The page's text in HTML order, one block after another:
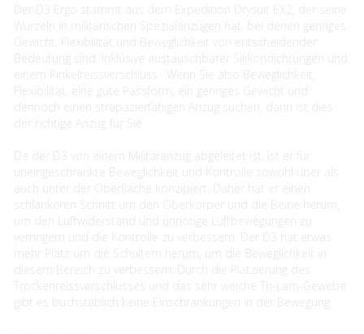
Der D3 Ergo stammt aus dem Expedition Drysuit EX2, der seine
Wurzeln in militärischen Spezialanzügen hat, bei denen geringes
Gewicht, Flexibilität und Beweglichkeit von entscheidender
Bedeutung sind. Inklusive austauschbarer Silikondichtungen und
einem Pinkelreissverschluss. Wenn Sie also Beweglichkeit,
Flexibilität, eine gute Passform, ein geringes Gewicht und
dennoch einen strapazierfähigen Anzug suchen, dann ist dies
der richtige Anzug für Sie.
Da der D3 von einem Militäranzug abgeleitet ist, ist er für
uneingeschränkte Beweglichkeit und Kontrolle sowohl über als
auch unter der Oberfläche konzipiert. Daher hat er einen
schlankeren Schnitt um den Oberkörper und die Beine herum,
um den Luftwiderstand und unnötige Luftbewegungen zu
verringern und die Kontrolle zu verbessern. Der D3 hat etwas
mehr Platz um die Schultern herum, um die Beweglichkeit in
diesem Bereich zu verbessern. Durch die Platzierung des
Trockenreissverschlusses und das sehr weiche Tri-Lam-Gewebe
gibt es buchstäblich keine Einschränkungen in der Bewegung.